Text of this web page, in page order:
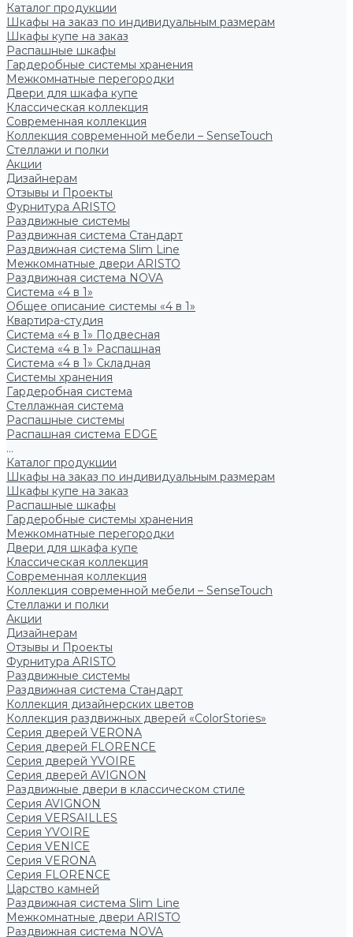
Каталог продукции
Шкафы на заказ по индивидуальным размерам
Шкафы купе на заказ
Распашные шкафы
Гардеробные системы хранения
Межкомнатные перегородки
Двери для шкафа купе
Классическая коллекция
Современная коллекция
Коллекция современной мебели – SenseTouch
Стеллажи и полки
Акции
Дизайнерам
Отзывы и Проекты
Фурнитура ARISTO
Раздвижные системы
Раздвижная система Стандарт
Раздвижная система Slim Line
Межкомнатные двери ARISTO
Раздвижная система NOVA
Система «4 в 1»
Общее описание системы «4 в 1»
Квартира-студия
Система «4 в 1» Подвесная
Система «4 в 1» Распашная
Система «4 в 1» Складная
Системы хранения
Гардеробная система
Стеллажная система
Распашные системы
Распашная система EDGE
...
Каталог продукции
Шкафы на заказ по индивидуальным размерам
Шкафы купе на заказ
Распашные шкафы
Гардеробные системы хранения
Межкомнатные перегородки
Двери для шкафа купе
Классическая коллекция
Современная коллекция
Коллекция современной мебели – SenseTouch
Стеллажи и полки
Акции
Дизайнерам
Отзывы и Проекты
Фурнитура ARISTO
Раздвижные системы
Раздвижная система Стандарт
Коллекция дизайнерских цветов
Коллекция раздвижных дверей «ColorStories»
Серия дверей VERONA
Серия дверей FLORENCE
Серия дверей YVOIRE
Серия дверей AVIGNON
Раздвижные двери в классическом стиле
Серия AVIGNON
Серия VERSAILLES
Серия YVOIRE
Серия VENICE
Серия VERONA
Серия FLORENCE
Царство камней
Раздвижная система Slim Line
Межкомнатные двери ARISTO
Раздвижная система NOVA